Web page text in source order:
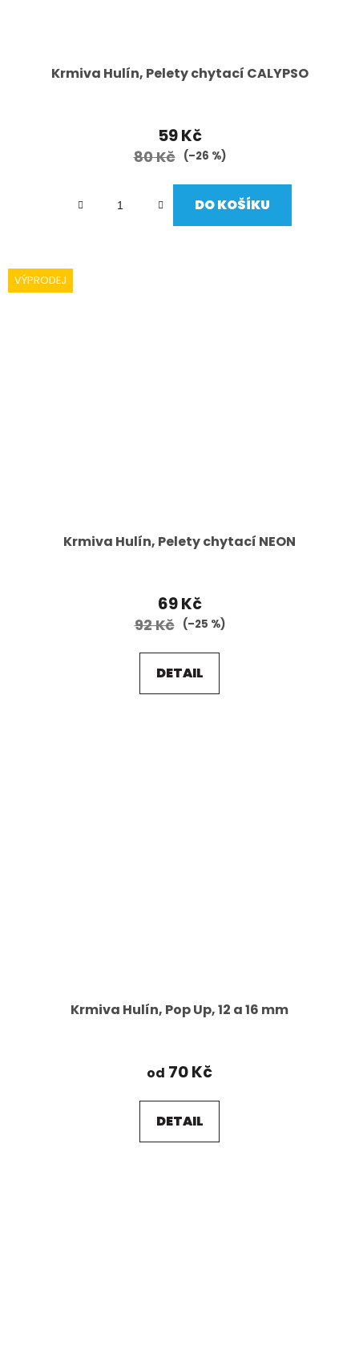
Krmiva Hulín, Pelety chytací CALYPSO
59 Kč
80 Kč (–26 %)
DO KOŠÍKU
VÝPRODEJ
Krmiva Hulín, Pelety chytací NEON
69 Kč
92 Kč (–25 %)
DETAIL
Krmiva Hulín, Pop Up, 12 a 16 mm
od 70 Kč
DETAIL